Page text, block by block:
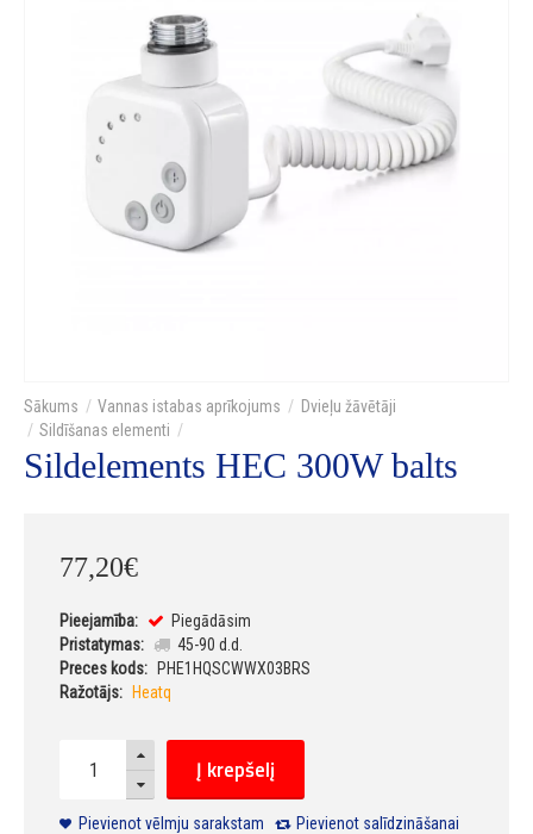
Vannas istabas aprīkojums
Dvieļu žāvētāji
Sildīšanas elementi
Sildelements HEC 300W balts
77,20€
Pieejamība:
Piegādāsim
Pristatymas:
45-90 d.d.
Preces kods:
PHE1HQSCWWX03BRS
Ražotājs:
Heatq
Į krepšelį
Pievienot vēlmju sarakstam Pievienot salīdzināšanai